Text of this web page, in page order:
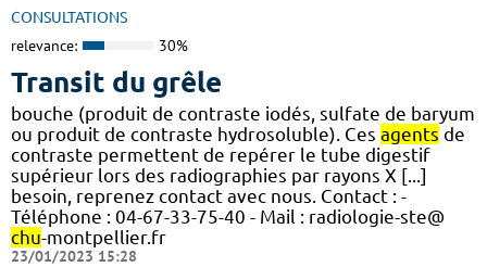
CONSULTATIONS
relevance: 30%
Transit du grêle
bouche (produit de contraste iodés, sulfate de baryum
ou produit de contraste hydrosoluble). Ces agents de
contraste permettent de repérer le tube digestif
supérieur lors des radiographies par rayons X [...]
besoin, reprenez contact avec nous. Contact : -
Téléphone : 04-67-33-75-40 - Mail : radiologie-ste@
chu-montpellier.fr
23/01/2023 15:28